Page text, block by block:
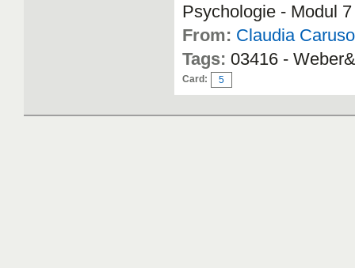
Psychologie - Modul
From: Claudia Caruso
Tags: 03416 -
Card: 5